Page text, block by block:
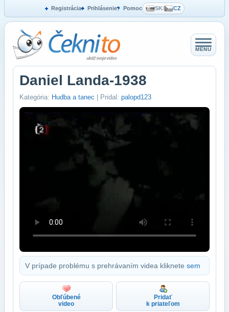
Registrácia Prihlásenie Pomoc SK/ CZ
MENU
Daniel Landa-1938
Kategória: Hudba a tanec | Pridal: palopd123
V prípade problému s prehrávaním videa kliknete sem
Obľúbené
video
Pridať
k priateľom